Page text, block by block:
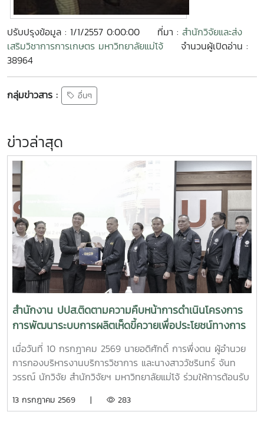
ปรับปรุงข้อมูล : 1/1/2557 0:00:00 ที่มา : สำนักวิจัยและส่ง
เสริมวิชาการการเกษตร มหาวิทยาลัยแม่โจ้
จำนวนผู้เปิดอ่าน :
38964
กลุ่มข่าวสาร : อื่นๆ
ข่าวล่าสุด
สำนักงาน ปปส.ติดตามความคืบหน้าการดำเนินโครงการ
การพัฒนาระบบการผลิตเห็ดขี้ควายเพื่อประโยชน์ทางการ
แพทย์
เมื่อวันที่ 10 กรกฎาคม 2569 นายอดิศักดิ์ การพึ่งตน ผู้อำนวย
การกองบริหารงานบริการวิชาการ และนางสาววัชรินทร์ จันท
วรรณ์ นักวิจัย สำนักวิจัยฯ มหาวิทยาลัยแม่โจ้ ร่วมให้การต้อนรับ
ปราบปรามยาเสพติด (ป.ป.ส.) พร้อมคณะผู้บริหารและเจ้าหน้าที่
13 กรกฎาคม 2569 | 283